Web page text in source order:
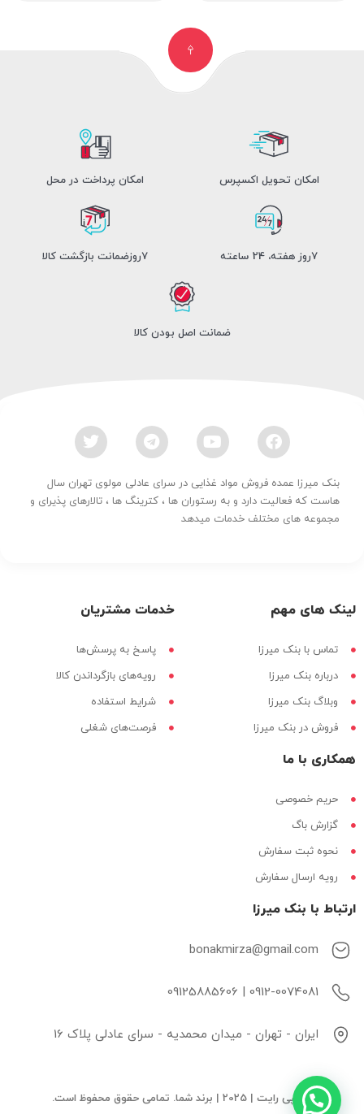
امکان تحویل اکسپرس امکان پرداخت در محل
7روز هفته، 24 ساعته 7روزضمانت بازگشت کالا
ضمانت اصل بودن کالا
بنک میرزا عمده فروش مواد غذایی در سرای عادلی مولوی تهران سال
هاست که فعالیت دارد و به رستوران ها ، کترینگ ها ، تالارهای پذیرای و
مجموعه های مختلف خدمات میدهد
لینک های مهم
تماس با بنک میرزا
درباره بنک میرزا
وبلاگ بنک میرزا
فروش در بنک میرزا
خدمات مشتریان
پاسخ به پرسش‌ها
رویه‌های بازگرداندن کالا
شرایط استفاده
فرصت‌های شغلی
همکاری با ما
حریم خصوصی
گزارش باگ
نحوه ثبت سفارش
رویه ارسال سفارش
ارتباط با بنک میرزا
bonakmirza@gmail.com
0912-0074081 | 09125885606
ایران - تهران - میدان محمدیه - سرای عادلی پلاک 16
© کپی رایت | 2025 | برند شما. تمامی حقوق محفوظ است.